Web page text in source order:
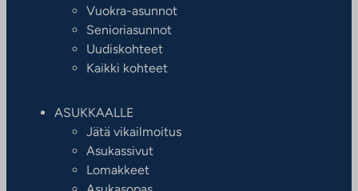
Vuokra-asunnot
Senioriasunnot
Uudiskohteet
Kaikki kohteet
ASUKKAALLE
Jätä vikailmoitus
Asukassivut
Lomakkeet